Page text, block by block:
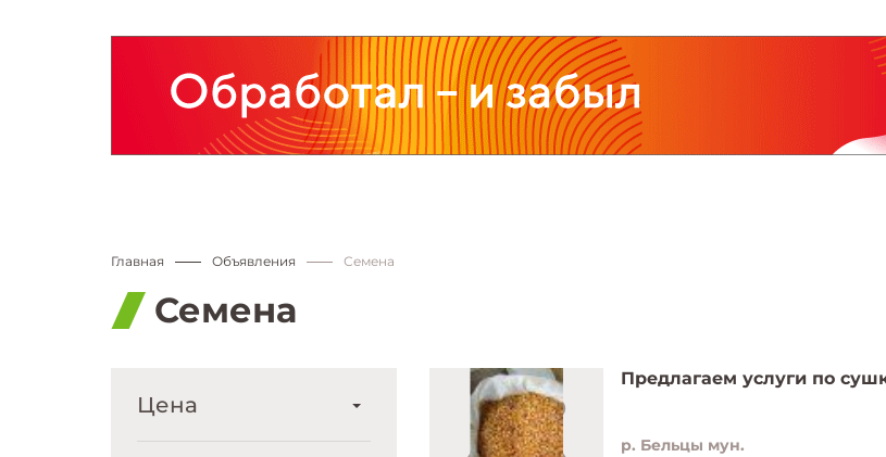
Главная Объявления Семена
Семена
Цена
р. Бельцы мун.